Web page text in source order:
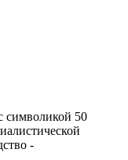
символикой 50
-